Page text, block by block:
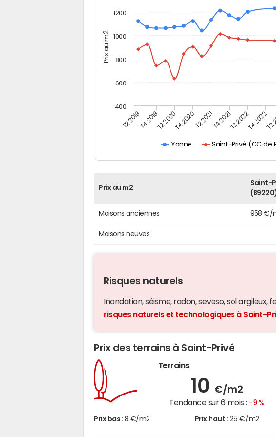
Prix au m2
Yonne Saint-Privé (CC de
T2 2019T4 2019T2 2020T4 2020T2 2021T4 2021T2 2022T4 2022T2
400
600
800
1000
1200
Prix au m2
Saint-
(89220)
Maisons anciennes 958 €/
Maisons neuves
Risques naturels
Inondation, séisme, radon, seveso, sol argileux,
risques naturels et technologiques à Saint-
Prix des terrains à Saint-Privé
Terrains
10 €/m2
Tendance sur 6 mois : -9 %
Prix bas : 8 €/m2 Prix haut : 25 €/m2